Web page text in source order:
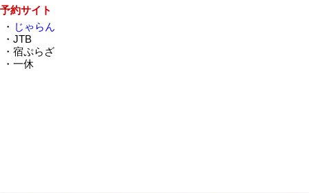
予約サイト
・ じゃらん
・JTB
・宿ぷらざ
・一休